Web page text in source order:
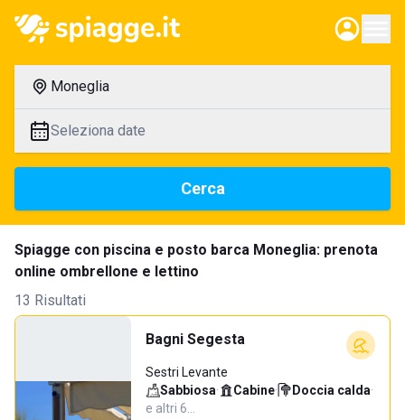
Moneglia
Seleziona date
Cerca
Spiagge con piscina e posto barca Moneglia: prenota
online ombrellone e lettino
13 Risultati
Bagni Segesta
Sestri Levante
Sabbiosa· Cabine· Doccia calda·
e altri 6…